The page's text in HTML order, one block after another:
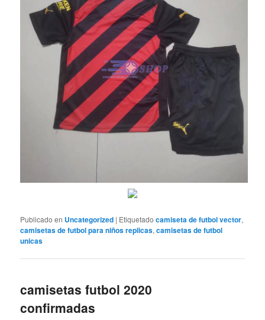
Publicado en Uncategorized | Etiquetado camiseta de futbol vector,
camisetas de futbol para niños replicas,camisetas de futbol
unicas
camisetas futbol 2020
confirmadas